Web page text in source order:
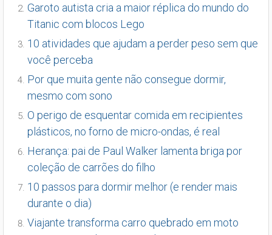
Garoto autista cria a maior réplica do mundo do
Titanic com blocos Lego
10 atividades que ajudam a perder peso sem que
você perceba
Por que muita gente não consegue dormir,
mesmo com sono
O perigo de esquentar comida em recipientes
plásticos, no forno de micro-ondas, é real
Herança: pai de Paul Walker lamenta briga por
coleção de carrões do filho
10 passos para dormir melhor (e render mais
durante o dia)
Viajante transforma carro quebrado em moto